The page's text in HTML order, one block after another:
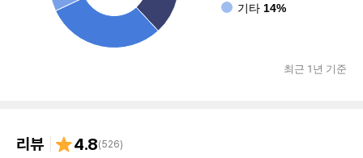
기타 14%
최근 1년 기준
리뷰 4.8(526)